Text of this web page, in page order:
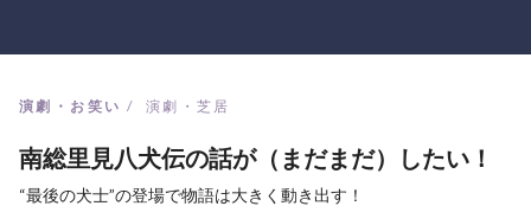
演劇・お笑い 演劇・芝居
南総里見八犬伝の話が（まだまだ）したい！
“最後の犬士”の登場で物語は大きく動き出す！